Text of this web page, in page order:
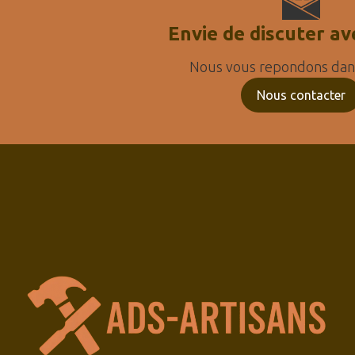
Envie de discuter
Nous vous repondons
Nous contacter